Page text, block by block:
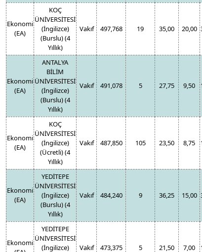
Ekonomi
(EA)
KOÇ
ÜNİVERSİTESİ
(İngilizce)
(Burslu) (4
Yıllık)
Vakıf 497,768 19 35,00 20,00
Ekonomi
(EA)
ANTALYA
BİLİM
ÜNİVERSİTESİ
(İngilizce)
(Burslu) (4
Yıllık)
Vakıf 491,078 5 27,75 9,50
Ekonomi
(EA)
KOÇ
ÜNİVERSİTESİ
(İngilizce)
(Ücretli) (4
Yıllık)
Vakıf 487,850 105 23,50 8,75
Ekonomi
(EA)
YEDİTEPE
ÜNİVERSİTESİ
(İngilizce)
(Burslu) (4
Yıllık)
Vakıf 484,240 9 36,25 15,00
Ekonomi
YEDİTEPE
ÜNİVERSİTESİ
(İngilizce)
Vakıf 473,375 5 21,50 7,00